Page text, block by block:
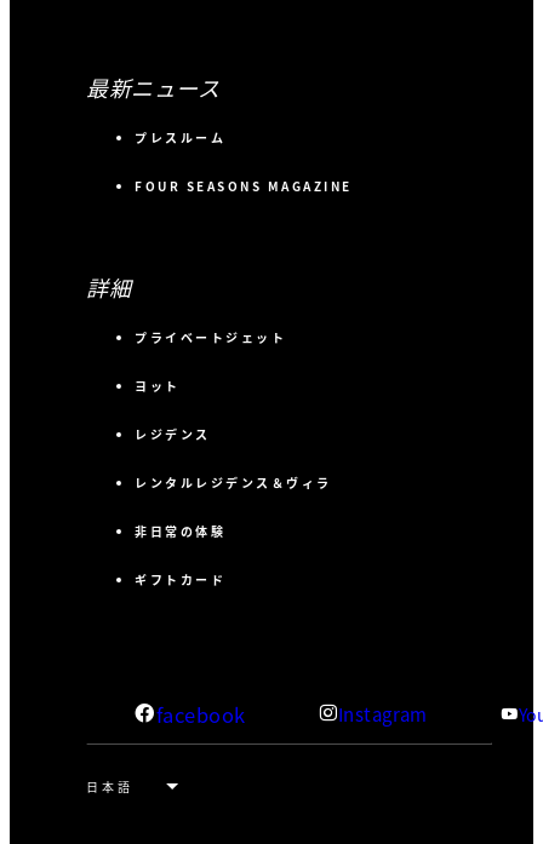
最新ニュース
プレスルーム
FOUR SEASONS MAGAZINE
詳細
プライベートジェット
ヨット
レジデンス
レンタルレジデンス＆ヴィラ
非日常の体験
ギフトカード
facebook Instagram